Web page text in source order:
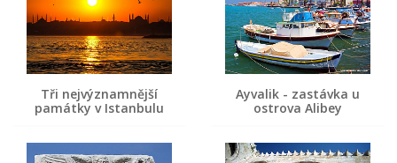
Tři nejvýznamnější
památky v Istanbulu
Ayvalik - zastávka u
ostrova Alibey